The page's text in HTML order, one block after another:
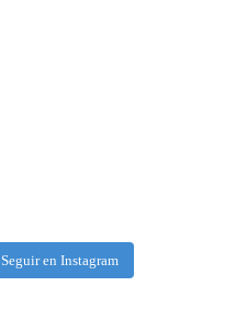
Seguir en Instagram